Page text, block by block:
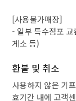
[사용불가매장]
- 일부 특수점포
게소 등)
환불 및 취소
사용하지 않은 기
효기간 내에 고객